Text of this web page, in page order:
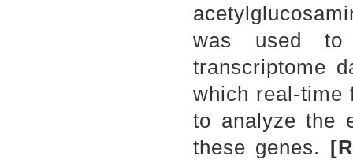
was used to
transcriptome
which real-time
to analyze the
these genes.